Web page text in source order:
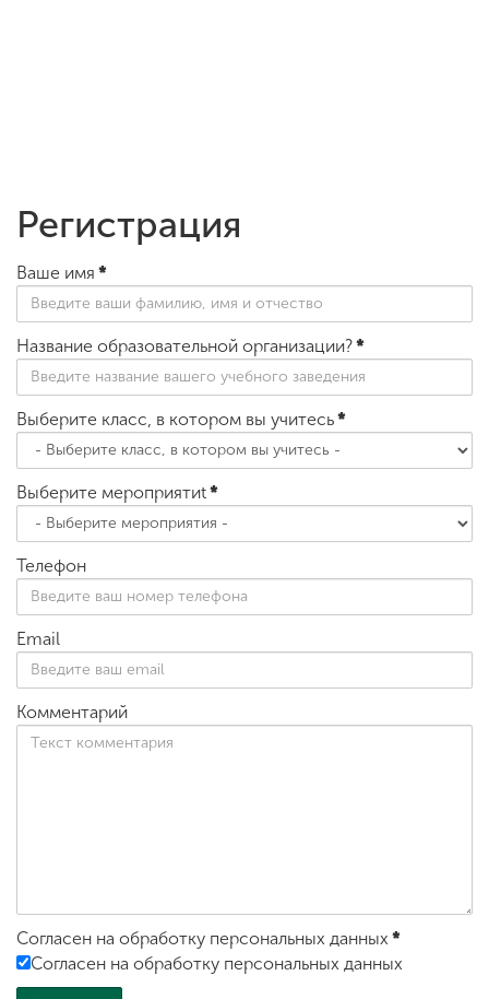
Регистрация
Ваше имя *
Название образовательной организации?*
Выберите класс, в котором вы учитесь*
Выберите мероприятиt*
Телефон
Email
Комментарий
Согласен на обработку персональных данных *
Согласен на обработку персональных данных